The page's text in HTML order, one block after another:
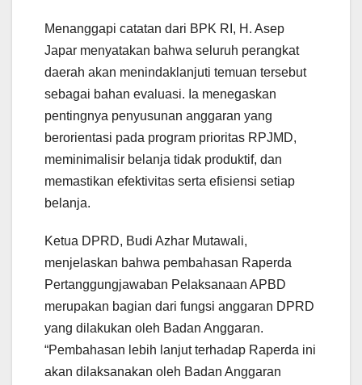
Menanggapi catatan dari BPK RI, H. Asep
Japar menyatakan bahwa seluruh perangkat
daerah akan menindaklanjuti temuan tersebut
sebagai bahan evaluasi. Ia menegaskan
pentingnya penyusunan anggaran yang
berorientasi pada program prioritas RPJMD,
meminimalisir belanja tidak produktif, dan
memastikan efektivitas serta efisiensi setiap
belanja.
Ketua DPRD, Budi Azhar Mutawali,
menjelaskan bahwa pembahasan Raperda
Pertanggungjawaban Pelaksanaan APBD
merupakan bagian dari fungsi anggaran DPRD
yang dilakukan oleh Badan Anggaran.
“Pembahasan lebih lanjut terhadap Raperda ini
akan dilaksanakan oleh Badan Anggaran